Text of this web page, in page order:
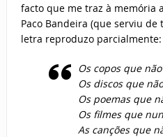
facto que me traz à memória
Paco Bandeira (que serviu
letra reproduzo parcialmente:
Os copos que
Os discos que
Os poemas que
Os filmes que
As canções que